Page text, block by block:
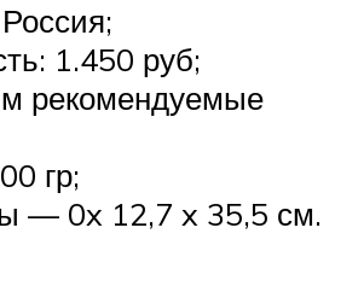
1.450 руб;
рекомендуемые
гр;
— 0x 12,7 x 35,5 см.